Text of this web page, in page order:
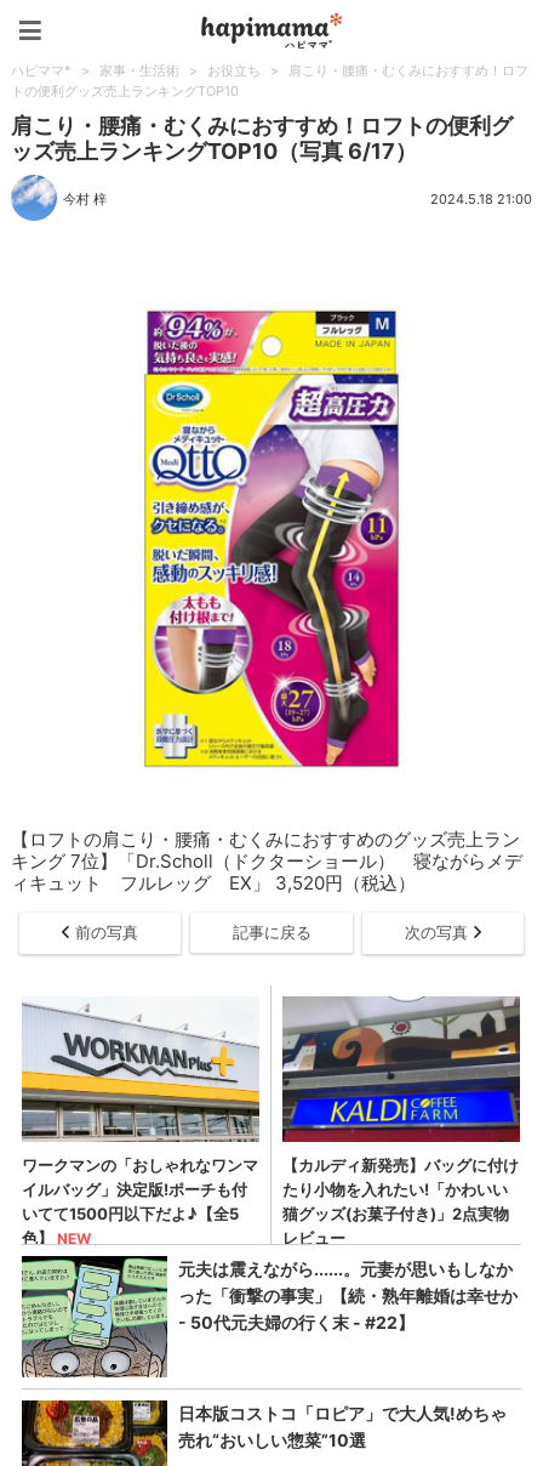
ハピママ* > 家事・生活術 > お役立ち >
肩こり・腰痛・むくみにおすすめ！ロフ
トの便利グッズ売上ランキングTOP10
肩こり・腰痛・むくみにおすすめ！ロフトの便利グ
ッズ売上ランキングTOP10（写真 6/17）
今村 梓 2024.5.18 21:00
【ロフトの肩こり・腰痛・むくみにおすすめのグッズ売上ラン
キング 7位】「Dr.Scholl（ドクターショール） 寝ながらメデ
ィキュット フルレッグ EX」 3,520円（税込）
前の写真 記事に戻る 次の写真